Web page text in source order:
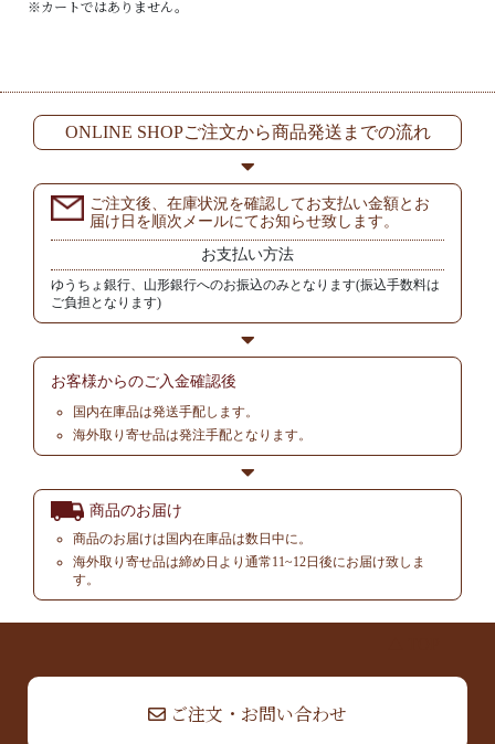
※カートではありません。
ONLINE SHOPご注文から商品発送までの流れ
ご注文後、在庫状況を確認してお支払い金額とお
届け日を順次メールにてお知らせ致します。
お支払い方法
ゆうちょ銀行、山形銀行へのお振込のみとなります(振込手数料は
ご負担となります)
お客様からのご入金確認後
国内在庫品は発送手配します。
海外取り寄せ品は発注手配となります。
商品のお届け
商品のお届けは国内在庫品は数日中に。
海外取り寄せ品は締め日より通常11~12日後にお届け致しま
す。
ご注文・お問い合わせ